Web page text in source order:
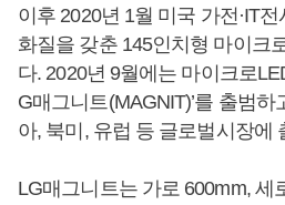
이후 2020년 1월 미국 가전·IT전
화질을 갖춘 145인치형 마이크
다. 2020년 9월에는 마이크로
G매그니트(MAGNIT)’를 출범하
아, 북미, 유럽 등 글로벌시장에
LG매그니트는 가로 600mm, 세